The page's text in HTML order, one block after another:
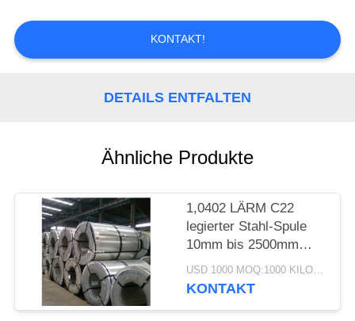
VERBINDUNG
FORDERN
KONTAKT!
DETAILS ENTFALTEN
Ähnliche Produkte
1,0402 LÄRM C22
legierter Stahl-Spule
10mm bis 2500mm
Breite
kundengebundene
USD 1000 MOQ:1000 KILOGRAMM
KONTAKT